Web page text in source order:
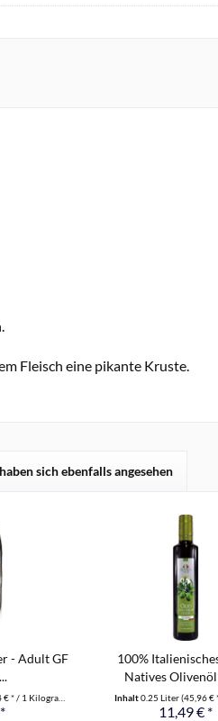
Fleisch eine pikante Kruste.
sich ebenfalls angesehen
- Adult GF
* / 1 Kilogramm)
100%
Natives Olivenöl
Inhalt0.25 Liter(45,96 €
11,49 € *